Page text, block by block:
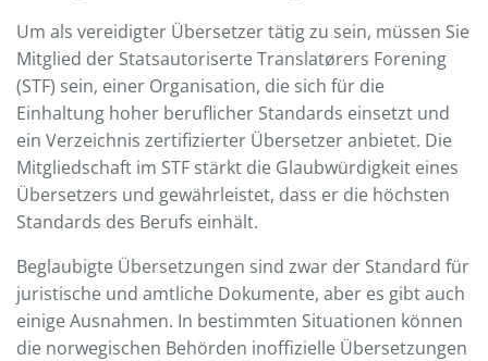
Um als vereidigter Übersetzer tätig zu sein, müssen Sie
Mitglied der Statsautoriserte Translatørers Forening
(STF) sein, einer Organisation, die sich für die
Einhaltung hoher beruflicher Standards einsetzt und
ein Verzeichnis zertifizierter Übersetzer anbietet. Die
Mitgliedschaft im STF stärkt die Glaubwürdigkeit eines
Übersetzers und gewährleistet, dass er die höchsten
Standards des Berufs einhält.
Beglaubigte Übersetzungen sind zwar der Standard für
juristische und amtliche Dokumente, aber es gibt auch
einige Ausnahmen. In bestimmten Situationen können
die norwegischen Behörden inoffizielle Übersetzungen